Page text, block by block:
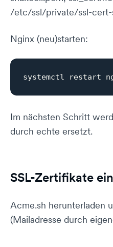
/etc/ssl/private/ssl-cert-
Nginx (neu)starten:
Im nächsten Schritt
durch echte ersetzt.
SSL-Zertifikate
Acme.sh herunterladen
(Mailadresse durch